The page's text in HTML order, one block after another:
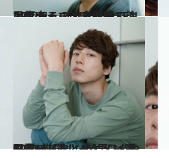
2017.9.1
人気ドラマの主題歌で注目度大！ 「Mrs. GREEN APPLE」の大森元貴
カルチャー
2016.8.12
CREA厳選！ イケメン青田買い【まとめ】 ひんやりクールな“いい男” ベスト10
カルチャー